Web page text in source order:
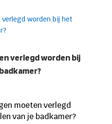
verlegd worden bij
moeten verlegd
van je badkamer?